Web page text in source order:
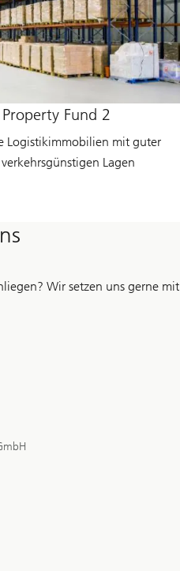
Fund 2
Logistikimmobilien mit guter
Lagen
Wir setzen uns gerne mit